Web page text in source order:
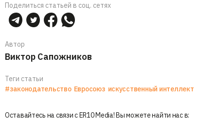
Поделиться статьей в соц. сетях
Автор
Виктор Сапожников
Теги статьи
#законодательство Евросоюз искусственный интеллект
Оставайтесь на связи с ER10 Media! Вы можете найти нас в: